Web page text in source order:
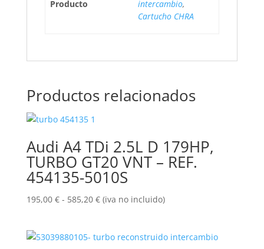
Producto
intercambio,
Cartucho CHRA
Productos relacionados
Audi A4 TDi 2.5L D 179HP,
TURBO GT20 VNT – REF.
454135-5010S
195,00 € - 585,20 €Rango
desde
(iva no incluido)